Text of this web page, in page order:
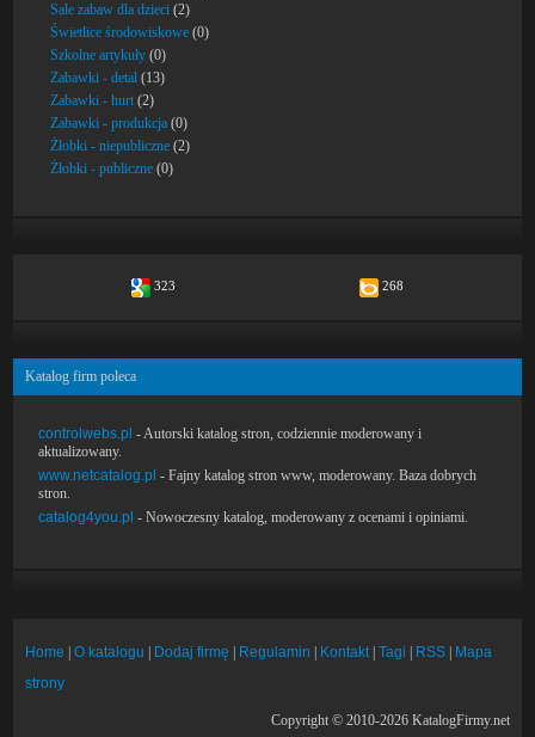
Sale zabaw dla dzieci (2)
Świetlice środowiskowe (0)
Szkolne artykuły (0)
Zabawki - detal (13)
Zabawki - hurt (2)
Zabawki - produkcja (0)
Żłobki - niepubliczne (2)
Żłobki - publiczne (0)
323 268
Katalog firm poleca
controlwebs.pl - Autorski katalog stron, codziennie moderowany i
aktualizowany.
www.netcatalog.pl - Fajny katalog stron www, moderowany. Baza dobrych
stron.
catalog4you.pl - Nowoczesny katalog, moderowany z ocenami i opiniami.
Home |O katalogu Dodaj firmę Regulamin Kontakt|Tagi RSS
Mapa
strony
Copyright © 2010-2026 KatalogFirmy.net